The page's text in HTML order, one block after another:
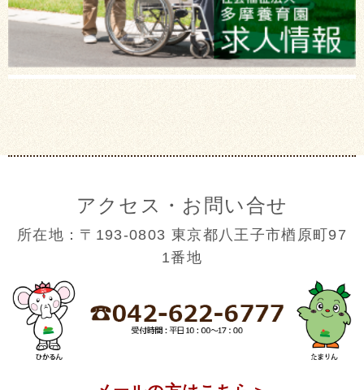
アクセス・お問い合せ
所在地：〒193-0803 東京都八王子市楢原町97
1番地